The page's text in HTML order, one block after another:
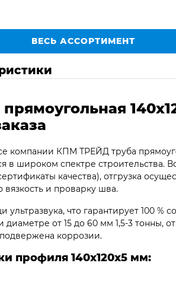
ВЕСЬ АССОРТИМЕНТ
компании КПМ ТРЕЙД труба
в широком спектре строительства.
качества), отгрузка
вязкость и проварку шва.
что гарантирует 100 %
диаметре от 15 до 60 мм 1,5-3 тонны,
коррозии.
профиля 140х120х5 мм: